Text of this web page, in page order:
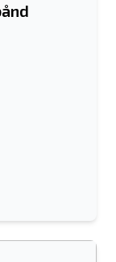
eller